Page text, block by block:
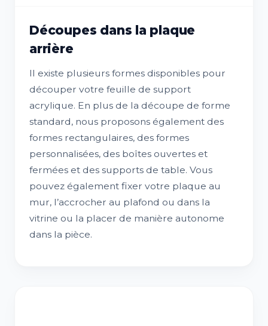
Découpes dans la plaque
arrière
Il existe plusieurs formes disponibles pour
découper votre feuille de support
acrylique. En plus de la découpe de forme
standard, nous proposons également des
formes rectangulaires, des formes
personnalisées, des boîtes ouvertes et
fermées et des supports de table. Vous
pouvez également fixer votre plaque au
mur, l’accrocher au plafond ou dans la
vitrine ou la placer de manière autonome
dans la pièce.